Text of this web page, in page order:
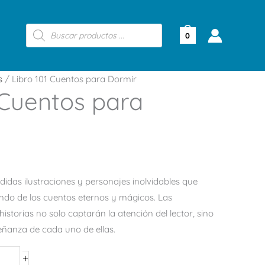
Búsqueda
de
productos
0
/ Libro 101 Cuentos para Dormir
para
ilustraciones y personajes inolvidables que
de los cuentos eternos y mágicos. Las
no solo captarán la atención del lector, sino
de cada uno de ellas.
+